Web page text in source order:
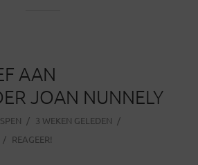
AAN
JOAN NUNNELY
3 WEKEN GELEDEN
REAGEER!